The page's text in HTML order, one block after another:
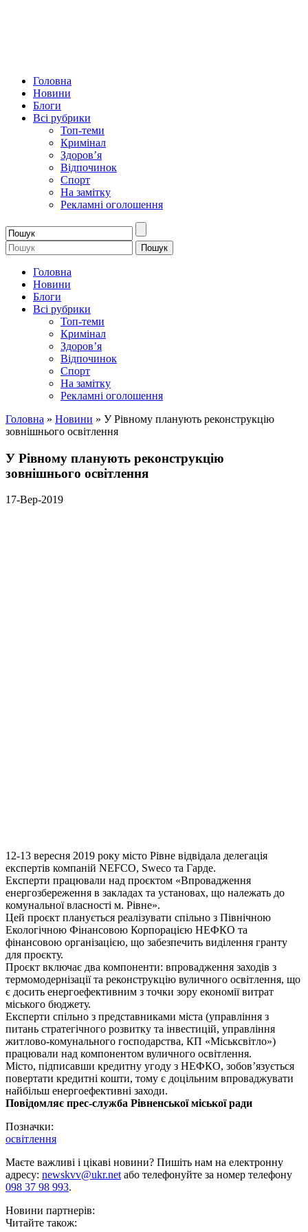
Головна
Новини
Блоги
Всі рубрики
Топ-теми
Кримінал
Здоров’я
Відпочинок
Спорт
На замітку
Рекламні оголошення
Головна
Новини
Блоги
Всі рубрики
Топ-теми
Кримінал
Здоров’я
Відпочинок
Спорт
На замітку
Рекламні оголошення
Головна » Новини » У Рівному планують реконструкцію
зовнішнього освітлення
У Рівному планують реконструкцію
зовнішнього освітлення
17-Вер-2019
12-13 вересня 2019 року місто Рівне відвідала делегація
експертів компаній NEFCO, Sweco та Гарде.
Експерти працювали над проєктом «Впровадження
енергозбереження в закладах та установах, що належать до
комунальної власності м. Рівне».
Цей проєкт планується реалізувати спільно з Північною
Екологічною Фінансовою Корпорацією НЕФКО та
фінансовою організацією, що забезпечить виділення гранту
для проєкту.
Проєкт включає два компоненти: впровадження заходів з
термомодернізації та реконструкцію вуличного освітлення, що
є досить енергоефективним з точки зору економії витрат
міського бюджету.
Експерти спільно з представниками міста (управління з
питань стратегічного розвитку та інвестицій, управління
житлово-комунального господарства, КП «Міськсвітло»)
працювали над компонентом вуличного освітлення.
Місто, підписавши кредитну угоду з НЕФКО, зобов’язується
повертати кредитні кошти, тому є доцільним впроваджувати
найбільш енергоефективні заходи.
Повідомляє прес-служба Рівненської міської ради
Позначки:
освітлення
Маєте важливі і цікаві новини? Пишіть нам на електронну
адресу: newskvv@ukr.netабо телефонуйте за номер телефону
098 37 98 993.
Новини партнерів:
Читайте також: